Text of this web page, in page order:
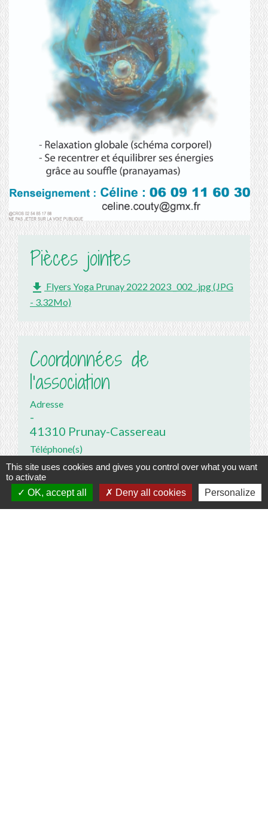
Pièces jointes
file_download Flyers Yoga Prunay 2022 2023 _002_.jpg (JPG
- 3.32Mo)
Coordonnées de
l'association
Adresse
-
41310 Prunay-Cassereau
Téléphone(s)
+33 6 09 11 60 30
Adresse email
-
Site Internet
This site uses cookies and gives you control over what you want
to activate
OK, accept all
Deny all cookies Personalize